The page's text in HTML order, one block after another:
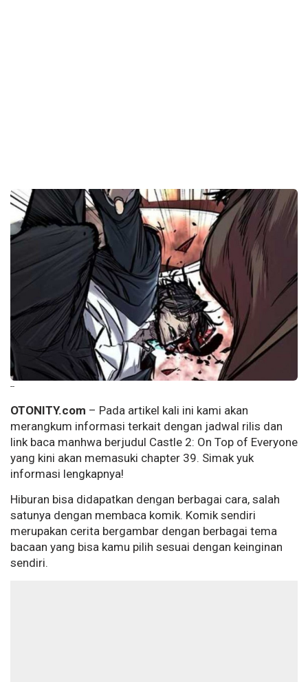
--
OTONITY.com – Pada artikel kali ini kami akan
merangkum informasi terkait dengan jadwal rilis dan
link baca manhwa berjudul Castle 2: On Top of Everyone
yang kini akan memasuki chapter 39. Simak yuk
informasi lengkapnya!
Hiburan bisa didapatkan dengan berbagai cara, salah
satunya dengan membaca komik. Komik sendiri
merupakan cerita bergambar dengan berbagai tema
bacaan yang bisa kamu pilih sesuai dengan keinginan
sendiri.